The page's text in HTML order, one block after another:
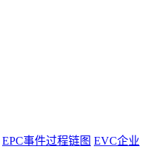
EPC事件过程链图 EVC企业